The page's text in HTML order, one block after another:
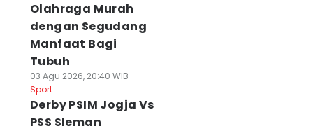
Olahraga Murah
dengan Segudang
Manfaat Bagi
Tubuh
03 Agu 2026, 20:40 WIB
Sport
Derby PSIM Jogja Vs
PSS Sleman